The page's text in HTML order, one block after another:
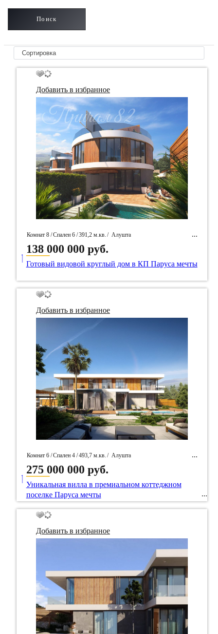
Добавить в избранное
Комнат 8 /Спален 6 /391,2 м.кв. / Алушта
/ Идентификатор собственность 101754
138 000 000 руб.
____
Готовый видовой круглый дом в КП Паруса мечты
Добавить в избранное
Комнат 6 /Спален 4 /493,7 м.кв. / Алушта
/ Идентификатор собственность 101703
275 000 000 руб.
____
Уникальная вилла в премиальном коттеджном
поселке Паруса мечты
Добавить в избранное